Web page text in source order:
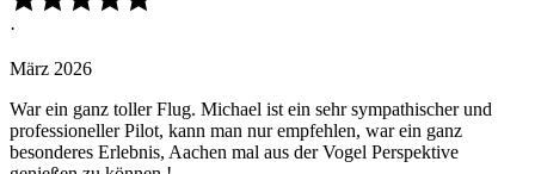
·
März 2026
War ein ganz toller Flug. Michael ist ein sehr sympathischer und
professioneller Pilot, kann man nur empfehlen, war ein ganz
besonderes Erlebnis, Aachen mal aus der Vogel Perspektive